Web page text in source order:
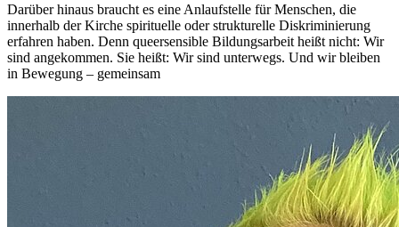
Darüber hinaus braucht es eine Anlaufstelle für Menschen, die
innerhalb der Kirche spirituelle oder strukturelle Diskriminierung
erfahren haben. Denn queersensible Bildungsarbeit heißt nicht: Wir
sind angekommen. Sie heißt: Wir sind unterwegs. Und wir bleiben
in Bewegung – gemeinsam